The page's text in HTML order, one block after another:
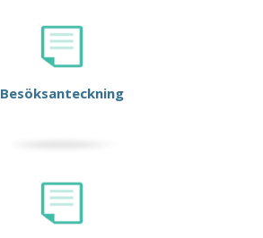
Besöksanteckning